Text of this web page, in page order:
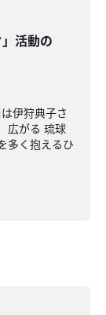
活動の
伊狩典子さ
広がる 琉球
多く抱えるひ